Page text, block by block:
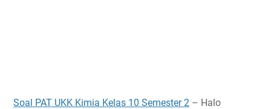
Soal PAT UKK Kimia Kelas 10 Semester 2 – Halo